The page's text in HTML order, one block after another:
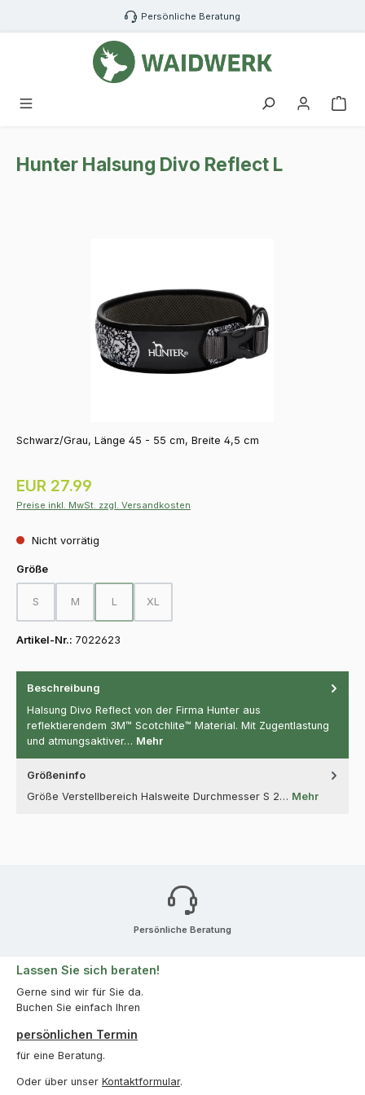
Zum Hauptinhalt springen Persönliche Beratung
Hunter Halsung Divo Reflect L
Schwarz/Grau, Länge 45 - 55 cm, Breite 4,5 cm
Regulärer Preis:
EUR 27.99
Preise inkl. MwSt. zzgl. Versandkosten
Nicht vorrätig
Größeauswählen
S
(Diese Option ist zurzeit nicht verfügbar.)
M
(Diese Option ist zurzeit nicht verfügbar.)
L
(Diese Option ist zurzeit nicht verfügbar.)
XL
(Diese Option ist zurzeit nicht verfügbar.)
Artikel-Nr.: 7022623
Beschreibung
Halsung Divo Reflect von der Firma Hunter aus
reflektierendem 3M™ Scotchlite™ Material. Mit Zugentlastung
und atmungsaktiver… Mehr
Größeninfo
Größe Verstellbereich Halsweite Durchmesser S 2… Mehr
Persönliche Beratung
Lassen Sie sich beraten!
Gerne sind wir für Sie da.
Buchen Sie einfach Ihren
persönlichen Termin
für eine Beratung.
Oder über unser Kontaktformular.